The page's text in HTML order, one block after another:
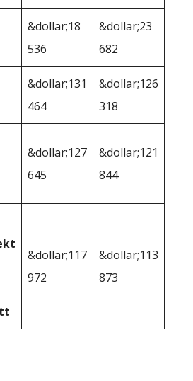
&dollar;18
536
&dollar;23
682
&dollar;131
464
&dollar;126
318
&dollar;127
645
&dollar;121
844
&dollar;117
972
&dollar;113
873